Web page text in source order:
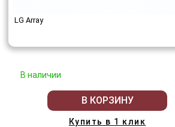
LG Array
В наличии
В КОРЗИНУ
Купить в 1 клик